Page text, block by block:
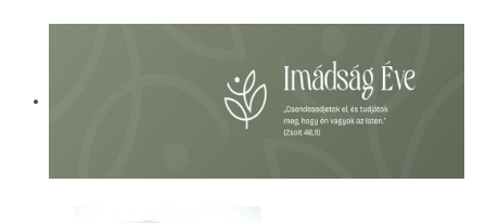
KÓRHÁZLELKÉSZI SZOLGÁLAT